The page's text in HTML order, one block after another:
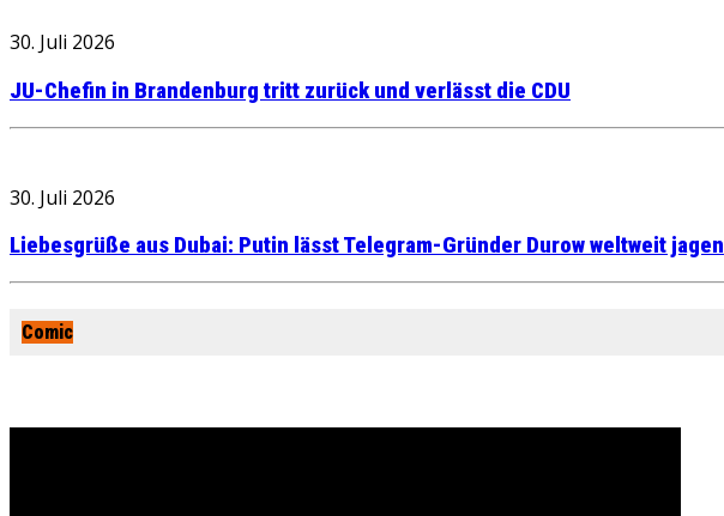
30. Juli 2026
JU-Chefin in Brandenburg tritt zurück und verlässt die CDU
30. Juli 2026
Liebesgrüße aus Dubai: Putin lässt Telegram-Gründer Durow weltweit jagen
Comic